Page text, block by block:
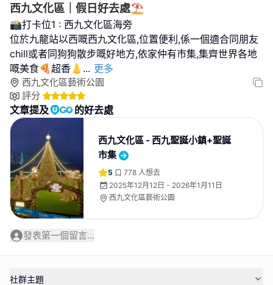
西九文化區｜假日好去處⛱️
📸打卡位1 : 西九文化區海旁
位於九龍站以西嘅西九文化區,位置便利,係一個適合同朋友
chill或者同狗狗散步嘅好地方,依家仲有市集,集齊世界各地
嘅美食🍕超香👃 ... 更多
西九文化區藝術公園
評分
文章提及 的好去處
西九文化區 - 西九聖誕小鎮+聖誕
市集
5 778 人想去
2025年12月12日 - 2026年1月11日
西九文化區藝術公園
發表第一個留言...
社群主題